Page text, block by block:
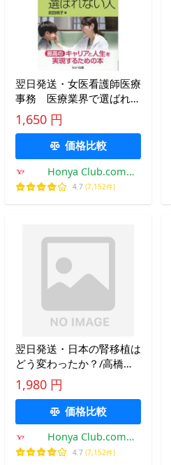
翌日発送・女医看護師医療
事務 医療業界で選ばれる
人、選ばれない人/武田桃
子
1,650 円
価格比較
Honya Club.com
Yahoo!店
4.7 (7,152件)
翌日発送・日本の腎移植は
どう変わったか？/高橋幸
春
1,980 円
価格比較
Honya Club.com
Yahoo!店
4.7 (7,152件)